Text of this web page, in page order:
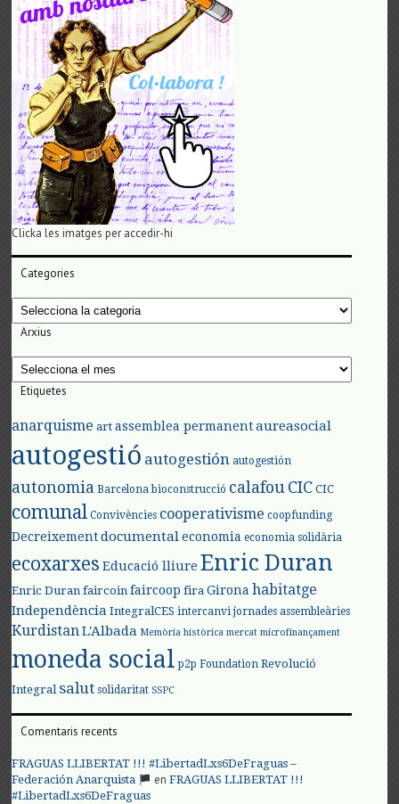
Clicka les imatges per accedir-hi
Categories
Categories
Arxius
Arxius
Etiquetes
anarquisme art assemblea permanent aureasocial
autogestió autogestión autogestión
autonomia Barcelona bioconstrucció calafouCIC CIC
comunal Convivències cooperativisme coopfunding
Decreixement documental economia economia solidària
ecoxarxes Educació lliure Enric Duran
Enric Duran faircoin faircoop fira Girona habitatge
Independència IntegralCES intercanvi jornades assembleàries
KurdistanL'Albada Memòria històrica mercat microfinançament
moneda social p2p Foundation Revolució
Integral salut solidaritat SSPC
Comentaris recents
FRAGUAS LLIBERTAT !!! #LibertadLxs6DeFraguas –
Federación Anarquista
enFRAGUAS LLIBERTAT !!!
#LibertadLxs6DeFraguas